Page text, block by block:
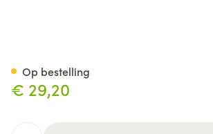
€ 29,20
Op bestelling